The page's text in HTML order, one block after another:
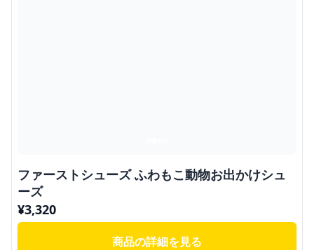
ファーストシューズ ふわもこ動物お出かけシュ
ーズ
¥3,320
商品の詳細を見る